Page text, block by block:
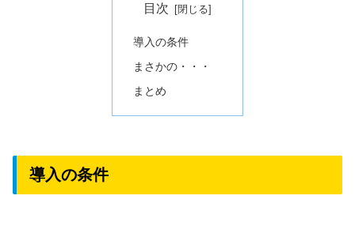
目次
導入の条件
まさかの・・・
まとめ
導入の条件